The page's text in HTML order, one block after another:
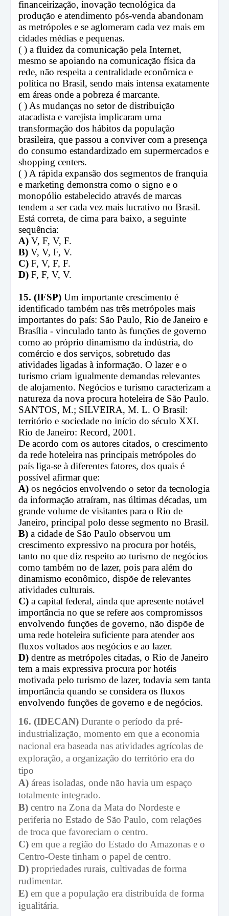
financeirização, inovação tecnológica da
produção e atendimento pós-venda abandonam
as metrópoles e se aglomeram cada vez mais em
cidades médias e pequenas.
( ) a fluidez da comunicação pela Internet,
mesmo se apoiando na comunicação física da
rede, não respeita a centralidade econômica e
política no Brasil, sendo mais intensa exatamente
em áreas onde a pobreza é marcante.
( ) As mudanças no setor de distribuição
atacadista e varejista implicaram uma
transformação dos hábitos da população
brasileira, que passou a conviver com a presença
do consumo estandardizado em supermercados e
shopping centers.
( ) A rápida expansão dos segmentos de franquia
e marketing demonstra como o signo e o
monopólio estabelecido através de marcas
tendem a ser cada vez mais lucrativo no Brasil.
Está correta, de cima para baixo, a seguinte
sequência:
A) V, F, V, F.
B) V, V, F, V.
C) F, V, F, F.
D) F, F, V, V.
15. (IFSP) Um importante crescimento é
identificado também nas três metrópoles mais
importantes do país: São Paulo, Rio de Janeiro e
Brasília - vinculado tanto às funções de governo
como ao próprio dinamismo da indústria, do
comércio e dos serviços, sobretudo das
atividades ligadas à informação. O lazer e o
turismo criam igualmente demandas relevantes
de alojamento. Negócios e turismo caracterizam a
natureza da nova procura hoteleira de São Paulo.
SANTOS, M.; SILVEIRA, M. L. O Brasil:
território e sociedade no início do século XXI.
Rio de Janeiro: Record, 2001.
De acordo com os autores citados, o crescimento
da rede hoteleira nas principais metrópoles do
país liga-se à diferentes fatores, dos quais é
possível afirmar que:
A) os negócios envolvendo o setor da tecnologia
da informação atraíram, nas últimas décadas, um
grande volume de visitantes para o Rio de
Janeiro, principal polo desse segmento no Brasil.
B) a cidade de São Paulo observou um
crescimento expressivo na procura por hotéis,
tanto no que diz respeito ao turismo de negócios
como também no de lazer, pois para além do
dinamismo econômico, dispõe de relevantes
atividades culturais.
C) a capital federal, ainda que apresente notável
importância no que se refere aos compromissos
envolvendo funções de governo, não dispõe de
uma rede hoteleira suficiente para atender aos
fluxos voltados aos negócios e ao lazer.
D) dentre as metrópoles citadas, o Rio de Janeiro
tem a mais expressiva procura por hotéis
motivada pelo turismo de lazer, todavia sem tanta
importância quando se considera os fluxos
envolvendo funções de governo e de negócios.
16. (IDECAN) Durante o período da pré-
industrialização, momento em que a economia
nacional era baseada nas atividades agrícolas de
exploração, a organização do território era do
tipo
A) áreas isoladas, onde não havia um espaço
totalmente integrado.
B) centro na Zona da Mata do Nordeste e
periferia no Estado de São Paulo, com relações
de troca que favoreciam o centro.
C) em que a região do Estado do Amazonas e o
Centro-Oeste tinham o papel de centro.
D) propriedades rurais, cultivadas de forma
rudimentar.
E) em que a população era distribuída de forma
igualitária.